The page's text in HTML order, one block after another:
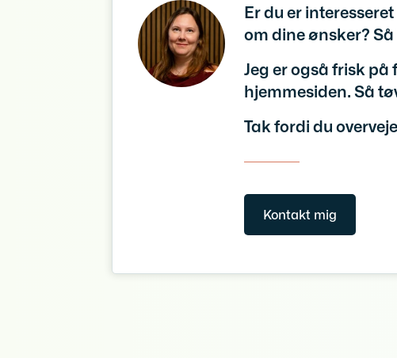
Er du er
om dine ønsker?
Jeg er også frisk
hjemmesiden. Så
Tak fordi du
Kontakt mig